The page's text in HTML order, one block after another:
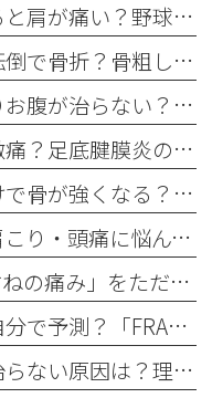
【久留米市】ボールを投げると肩が痛い？野球肩の原因・症状とまつもと整形外科のリハビリ
【久留米市】ちょっとした転倒で骨折？骨粗しょう症と転倒予防の関係を理学療法士が解説！
【久留米市】産後のぽっこりお腹が治らない？原因と理学療法士が教える改善リハビリ
【久留米市】朝の一歩目が激痛？足底腱膜炎の原因・予防策と整形外科でのリハビリ治療を解説！
【久留米市】日を浴びるだけで骨が強くなる？骨粗しょう症予防に欠かせない日光浴の重要性とリハビリのコツ
【久留米市】産後のひどい肩こり・頭痛に悩んでいませんか？理学療法士が教える根本原因とリハビリの重要性
【W杯開幕！】我が子の「すねの痛み」をただの成長痛で終わらせない
【久留米市】骨折リスクを自分で予測？「FRAX」の仕組みとまつもと整形外科での活用法
【久留米市】産後の腰痛が治らない原因は？理学療法士が教える骨盤ケアとリハビリの重要性